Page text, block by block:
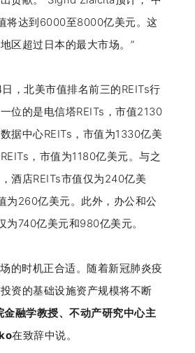
将达到6000至8000亿美元。这
区超过日本的最大市场。”
，北美市值排名前三的REITs行
位的是电信塔REITs，市值2130
据中心REITs，市值为1330亿美
，市值为1180亿美元。与之
酒店REITs市值仅为240亿美
为260亿美元。此外，办公和公
为740亿美元和980亿美元。
的时机正合适。随着新冠肺炎疫
资的基础设施资产规模将不断
金融学教授、不动产研究中心主
在致辞中说。